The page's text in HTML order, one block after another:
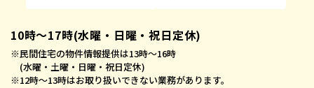
10時〜17時(水曜・日曜・祝日定休)
※民間住宅の物件情報提供は13時〜16時
(水曜・土曜・日曜・祝日定休)
※12時〜13時はお取り扱いできない業務があります。